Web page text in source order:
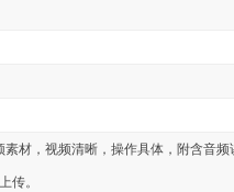
素材，视频清晰，操作具体，附含音
传。